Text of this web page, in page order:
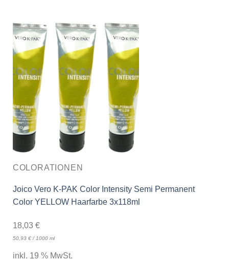
COLORATIONEN
Joico Vero K-PAK Color Intensity Semi Permanent
Color YELLOW Haarfarbe 3x118ml
18,03 €
50,93 €/1000 ml
inkl. 19 % MwSt.